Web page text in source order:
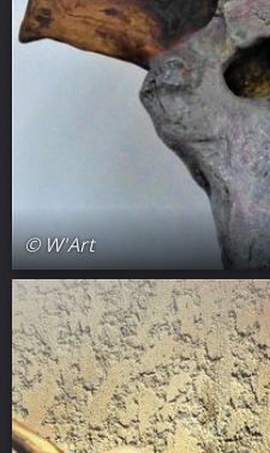
© W'Art